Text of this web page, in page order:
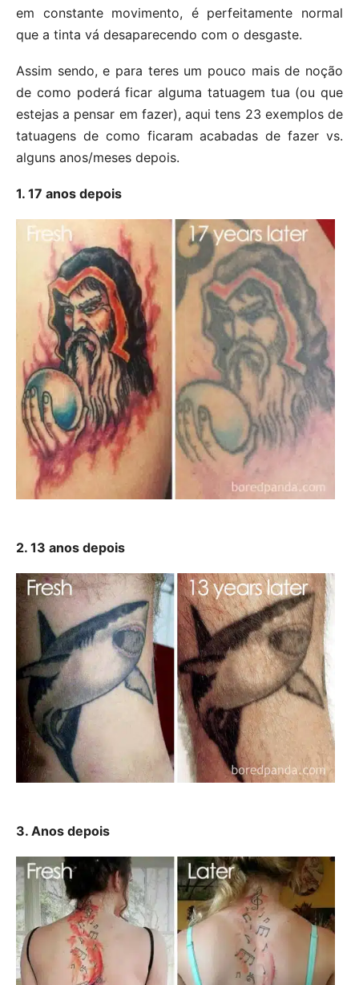
em constante movimento, é perfeitamente normal
que a tinta vá desaparecendo com o desgaste.
Assim sendo, e para teres um pouco mais de noção
de como poderá ficar alguma tatuagem tua (ou que
estejas a pensar em fazer), aqui tens 23 exemplos de
tatuagens de como ficaram acabadas de fazer vs.
alguns anos/meses depois.
1. 17 anos depois
2. 13 anos depois
3. Anos depois